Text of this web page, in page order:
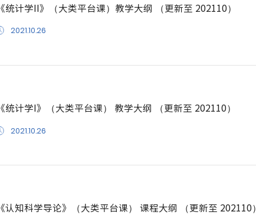
《统计学II》（大类平台课）教学大纲 （更新至 202110）
2021.10.26
《统计学I》（大类平台课） 教学大纲 （更新至 202110）
2021.10.26
《认知科学导论》（大类平台课） 课程大纲 （更新至 202110）